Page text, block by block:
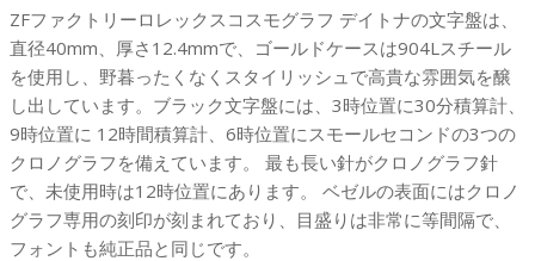
イ
ト
ナ
ダ
イ
ヤ
ブ
ラ
ッ
ZFファクトリーロレックスコスモグラフ デイトナの文字盤は、
直径40mm、厚さ12.4mmで、ゴールドケースは904Lスチール
を使用し、野暮ったくなくスタイリッシュで高貴な雰囲気を醸
し出しています。ブラック文字盤には、3時位置に30分積算計、
9時位置に 12時間積算計、6時位置にスモールセコンドの3つの
クロノグラフを備えています。 最も長い針がクロノグラフ針
で、未使用時は12時位置にあります。 ベゼルの表面にはクロノ
グラフ専用の刻印が刻まれており、目盛りは非常に等間隔で、
フォントも純正品と同じです。